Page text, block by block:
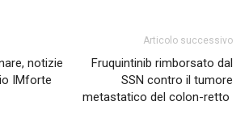
notizie
IMforte
Articolo successivo
Fruquintinib rimborsato dal
SSN contro il tumore
metastatico del colon-retto